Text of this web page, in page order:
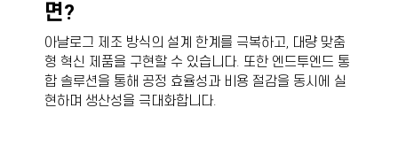
면?
아날로그 제조 방식의 설계 한계를 극복하고, 대량 맞춤
형 혁신 제품을 구현할 수 있습니다. 또한 엔드투엔드 통
합 솔루션을 통해 공정 효율성과 비용 절감을 동시에 실
현하며 생산성을 극대화합니다.